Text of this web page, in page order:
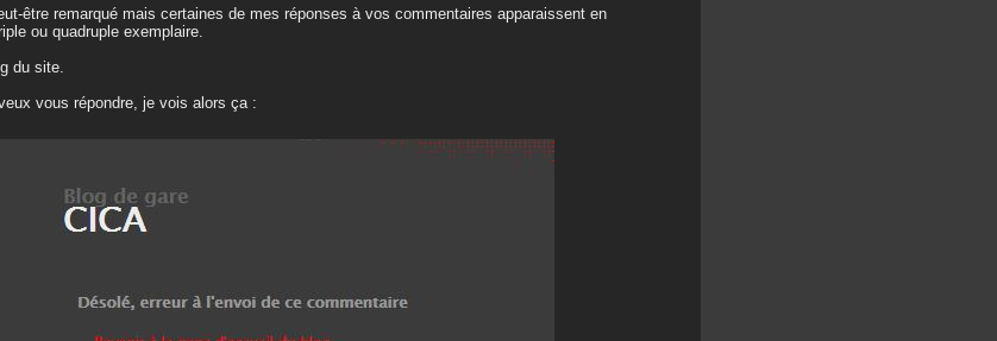
être remarqué mais certaines de mes réponses à vos commentaires apparaissent en
ou quadruple exemplaire.
du site.
vous répondre, je vois alors ça :